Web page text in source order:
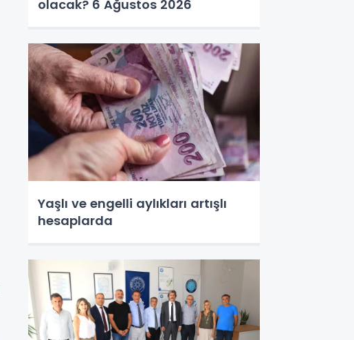
olacak? 6 Ağustos 2026
Yaşlı ve engelli aylıkları artışlı
hesaplarda